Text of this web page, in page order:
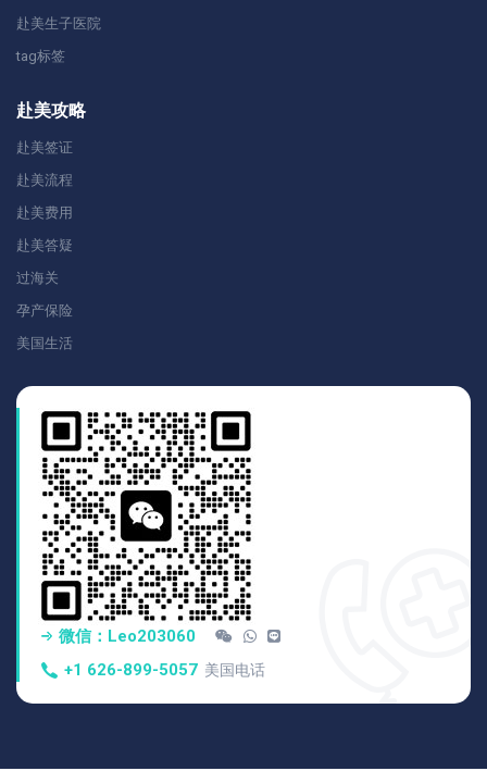
赴美生子医院
tag标签
赴美攻略
赴美签证
赴美流程
赴美费用
赴美答疑
过海关
孕产保险
美国生活
微信：Leo203060
+1 626-899-5057 美国电话